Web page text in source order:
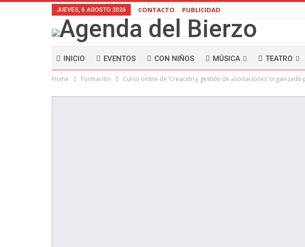
JUEVES, 6 AGOSTO 2026 CONTACTO PUBLICIDAD
INICIO EVENTOS CON NIÑOS MÚSICA TEATRO
Home Formación Curso online de ‘Creación y gestión de asociaciones’